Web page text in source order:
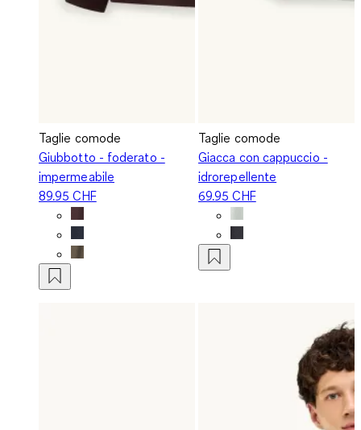
Taglie comode
Giubbotto - foderato -
impermeabile
89.95 CHF
Taglie comode
Giacca con cappuccio -
idrorepellente
69.95 CHF